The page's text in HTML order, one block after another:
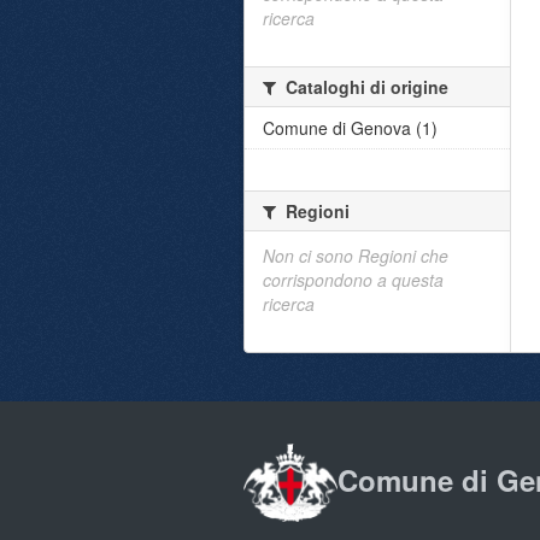
ricerca
Cataloghi di origine
Comune di Genova (1)
Regioni
Non ci sono Regioni che
corrispondono a questa
ricerca
Comune di